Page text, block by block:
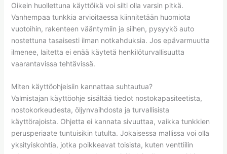
Oikein huollettuna käyttöikä voi silti olla varsin pitkä.
Vanhempaa tunkkia arvioitaessa kiinnitetään huomiota
vuotoihin, rakenteen vääntymiin ja siihen, pysyykö auto
nostettuna tasaisesti ilman notkahduksia. Jos epävarmuutta
ilmenee, laitetta ei enää käytetä henkilöturvallisuutta
vaarantavissa tehtävissä.
Miten käyttöohjeisiin kannattaa suhtautua?
Valmistajan käyttöohje sisältää tiedot nostokapasiteetista,
nostokorkeudesta, öljynvaihdosta ja turvallisista
käyttörajoista. Ohjetta ei kannata sivuuttaa, vaikka tunkkien
perusperiaate tuntuisikin tutulta. Jokaisessa mallissa voi olla
yksityiskohtia, jotka poikkeavat toisista, kuten venttiilin